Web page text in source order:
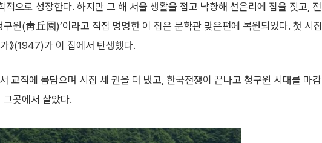
적으로 성장한다. 하지만 그 해 서울 생활을 접고 낙향해 선은리에 집을 짓고, 전
원(靑丘園)’이라고 직접 명명한 이 집은 문학관 맞은편에 복원되었다. 첫 시집
》(1947)가 이 집에서 탄생했다.
교직에 몸담으며 시집 세 권을 더 냈고, 한국전쟁이 끝나고 청구원 시대를 마감
곳에서 살았다.